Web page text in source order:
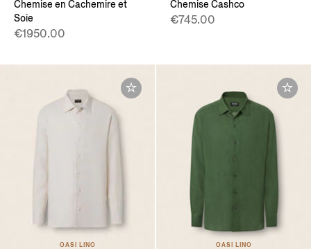
Chemise en Cachemire et
Soie
€1950.00
Chemise Cashco
€745.00
OASI LINO
OASI LINO